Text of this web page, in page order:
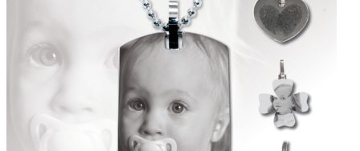
Zásnubné prstne z kolekcie Diamonds line.